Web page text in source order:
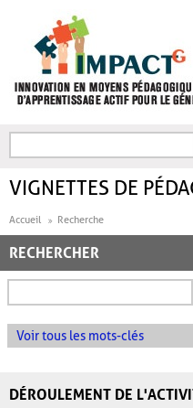
FORMULAIRE DE
VIGNETTES DE
Accueil Recherche
RECHERCHER
Voir tous les mots-clés
DÉROULEMENT DE